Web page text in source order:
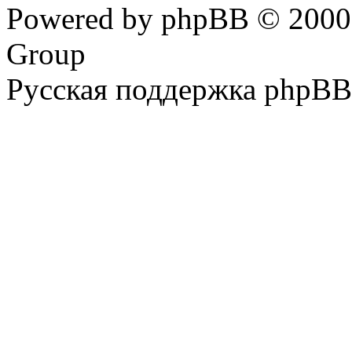
Powered by phpBB ©
Group
Русская поддержка phpBB